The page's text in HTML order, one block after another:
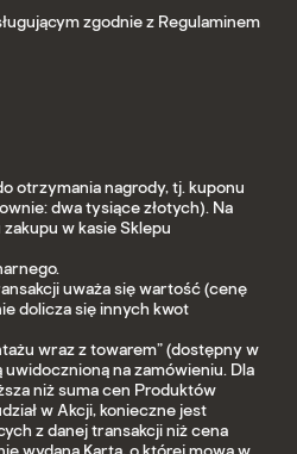
zgodnie z Regulaminem
otrzymania nagrody, tj. kuponu
dwa tysiące złotych). Na
w kasie Sklepu
uważa się wartość (cenę
dolicza się innych kwot
wraz z towarem” (dostępny w
na zamówieniu. Dla
niż suma cen Produktów
w Akcji, konieczne jest
z danej transakcji niż cena